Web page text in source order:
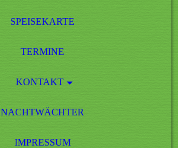
SPEISEKARTE
TERMINE
KONTAKT
NACHTWÄCHTER
IMPRESSUM